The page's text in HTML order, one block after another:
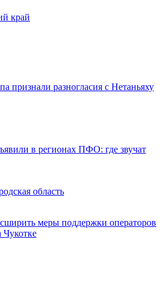
край
признали разногласия с Нетаньяху
в регионах ПФО: где звучат
область
меры поддержки операторов
Чукотке